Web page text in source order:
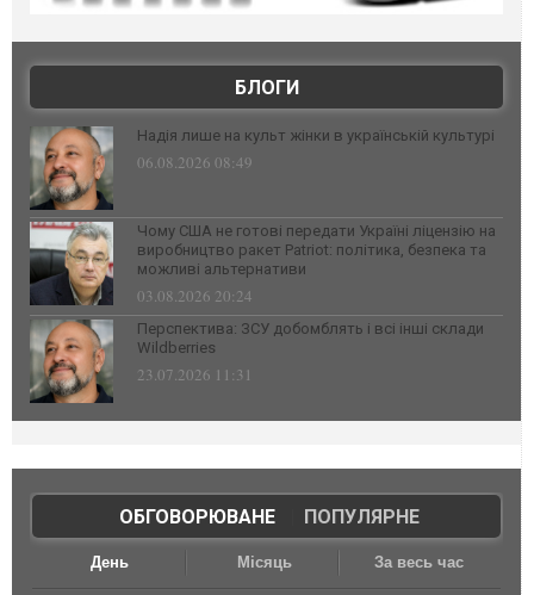
БЛОГИ
Надія лише на культ жінки в українській культурі
06.08.2026 08:49
Чому США не готові передати Україні ліцензію на
виробництво ракет Patriot: політика, безпека та
можливі альтернативи
03.08.2026 20:24
Перспектива: ЗСУ добомблять і всі інші склади
Wildberries
23.07.2026 11:31
ОБГОВОРЮВАНЕ| ПОПУЛЯРНЕ
День Місяць За весь час